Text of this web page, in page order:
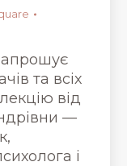
та всіх
від
—
і